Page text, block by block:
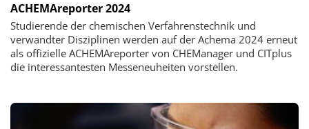
ACHEMAreporter 2024
Studierende der chemischen Verfahrenstechnik und
verwandter Disziplinen werden auf der Achema 2024 erneut
als offizielle ACHEMAreporter von CHEManager und CITplus
die interessantesten Messeneuheiten vorstellen.